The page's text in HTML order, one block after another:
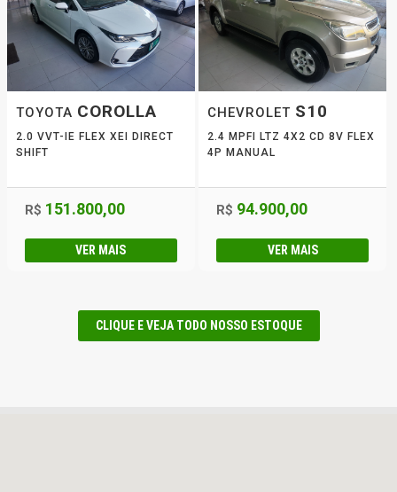
TOYOTA COROLLA
2.0 VVT-IE FLEX XEI DIRECT
SHIFT
R$ 151.800,00
VER MAIS
CHEVROLET S10
2.4 MPFI LTZ 4X2 CD 8V FLEX
4P MANUAL
R$ 94.900,00
VER MAIS
CLIQUE E VEJA TODO NOSSO ESTOQUE